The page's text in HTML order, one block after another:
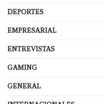
DEPORTES
EMPRESARIAL
ENTREVISTAS
GAMING
GENERAL